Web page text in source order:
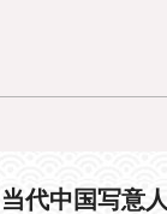
当代中国写意